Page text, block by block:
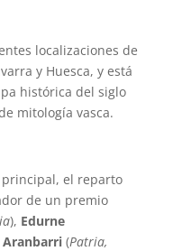
localizaciones de
y Huesca, y está
histórica del siglo
mitología vasca.
principal, el reparto
de un premio
), Edurne
(Patria,